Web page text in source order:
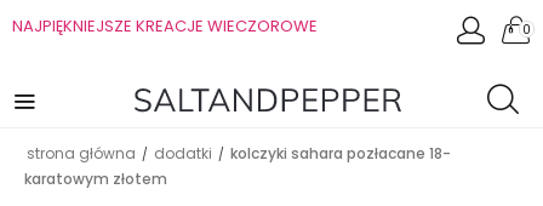
NAJPIĘKNIEJSZE KREACJE WIECZOROWE 0
strona główna / dodatki / kolczyki sahara pozłacane 18-
karatowym złotem